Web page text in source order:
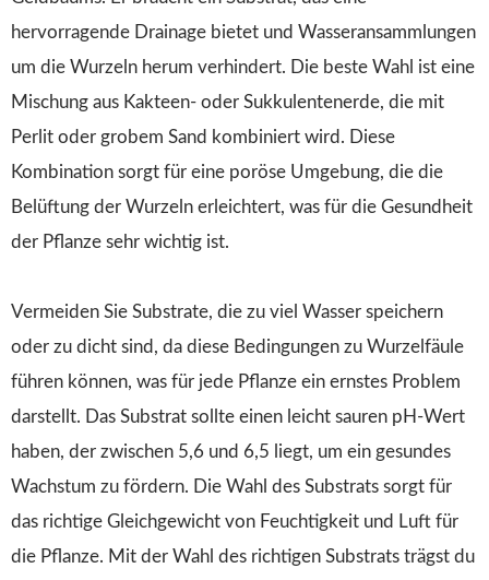
hervorragende Drainage bietet und Wasseransammlungen
um die Wurzeln herum verhindert. Die beste Wahl ist eine
Mischung aus Kakteen- oder Sukkulentenerde, die mit
Perlit oder grobem Sand kombiniert wird. Diese
Kombination sorgt für eine poröse Umgebung, die die
Belüftung der Wurzeln erleichtert, was für die Gesundheit
der Pflanze sehr wichtig ist.
Vermeiden Sie Substrate, die zu viel Wasser speichern
oder zu dicht sind, da diese Bedingungen zu Wurzelfäule
führen können, was für jede Pflanze ein ernstes Problem
darstellt. Das Substrat sollte einen leicht sauren pH-Wert
haben, der zwischen 5,6 und 6,5 liegt, um ein gesundes
Wachstum zu fördern. Die Wahl des Substrats sorgt für
das richtige Gleichgewicht von Feuchtigkeit und Luft für
die Pflanze. Mit der Wahl des richtigen Substrats trägst du